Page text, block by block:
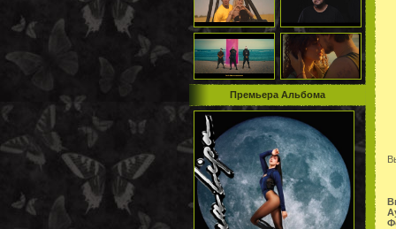
Премьера Альбома